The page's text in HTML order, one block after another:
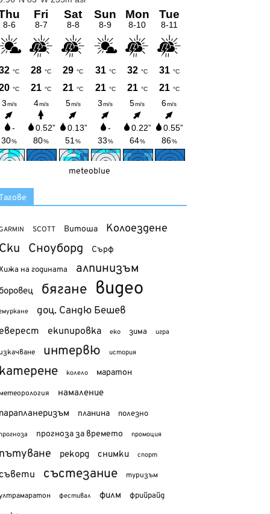
meteoblue
SCOTT Витоша Колоездене
Сноуборд Сърф
на годината алпинизъм
бягане видео
доц. Сандю Бешев
екипировка еко зима игра
интервю история
колело маратон
намаление
планина полезно
прогноза за времето промоция
рекорд снимки спорт
състезание туризъм
фестивал филм фрийрайд